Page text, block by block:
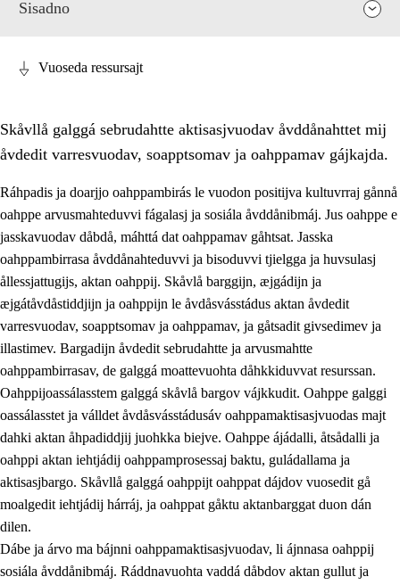
Sisadno
3. Prinsihpa skåvlå dåjmajda
3.1 Sebrudahtte oahppambirás
3.2 Åhpadibme ja hiebadum åhpadus
3.3 Aktisasjbarggo sijda ja skåvlå gaskan
3.4 Åhpadus åhpadusvidnudagán ja barggoiellemin
Vuoseda ressursajt
Skåvllå galggá sebrudahtte aktisasjvuodav åvddånahttet mij
åvdedit varresvuodav, soapptsomav ja oahppamav gájkajda.
Ráhpadis ja doarjjo oahppambirás le vuodon positijva kultuvrraj gånnå
oahppe arvusmahteduvvi fágalasj ja sosiála åvddånibmáj. Jus oahppe e
jasskavuodav dåbdå, máhttá dat oahppamav gåhtsat. Jasska
oahppambirrasa åvddånahteduvvi ja bisoduvvi tjielgga ja huvsulasj
ållessjattugijs, aktan oahppij. Skåvlå barggijn, æjgádijn ja
æjgátåvdåstiddjijn ja oahppijn le åvdåsvásstádus aktan åvdedit
varresvuodav, soapptsomav ja oahppamav, ja gåtsadit givsedimev ja
illastimev. Bargadijn åvdedit sebrudahtte ja arvusmahtte
oahppambirrasav, de galggá moattevuohta dåhkkiduvvat resurssan.
Oahppijoassálasstem galggá skåvlå bargov vájkkudit. Oahppe galggi
oassálasstet ja válldet åvdåsvásstádusáv oahppamaktisasjvuodas majt
dahki aktan åhpadiddjij juohkka biejve. Oahppe ájádalli, åtsådalli ja
oahppi aktan iehtjádij oahppamprosessaj baktu, guládallama ja
aktisasjbargo. Skåvllå galggá oahppijt oahppat dájdov vuosedit gå
moalgedit iehtjádij hárráj, ja oahppat gåktu aktanbarggat duon dán
dilen.
Dábe ja árvo ma bájnni oahppamaktisasjvuodav, li ájnnasa oahppij
sosiála åvddånibmáj. Ráddnavuohta vaddá dåbdov aktan gullut ja